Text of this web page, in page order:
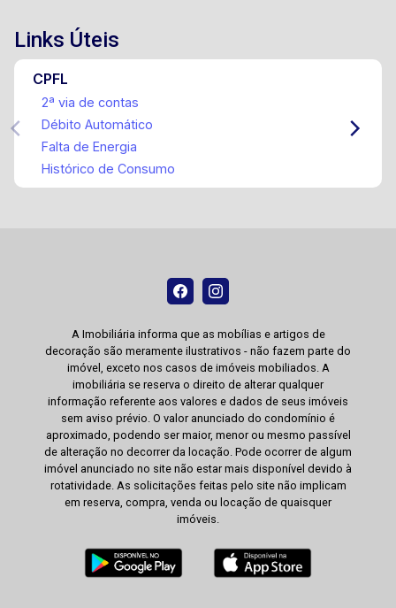
Links Úteis
CPFL
2ª via de contas
Débito Automático
Falta de Energia
Histórico de Consumo
A Imobiliária informa que as mobílias e artigos de
decoração são meramente ilustrativos - não fazem parte do
imóvel, exceto nos casos de imóveis mobiliados. A
imobiliária se reserva o direito de alterar qualquer
informação referente aos valores e dados de seus imóveis
sem aviso prévio. O valor anunciado do condomínio é
aproximado, podendo ser maior, menor ou mesmo passível
de alteração no decorrer da locação. Pode ocorrer de algum
imóvel anunciado no site não estar mais disponível devido à
rotatividade. As solicitações feitas pelo site não implicam
em reserva, compra, venda ou locação de quaisquer
imóveis.